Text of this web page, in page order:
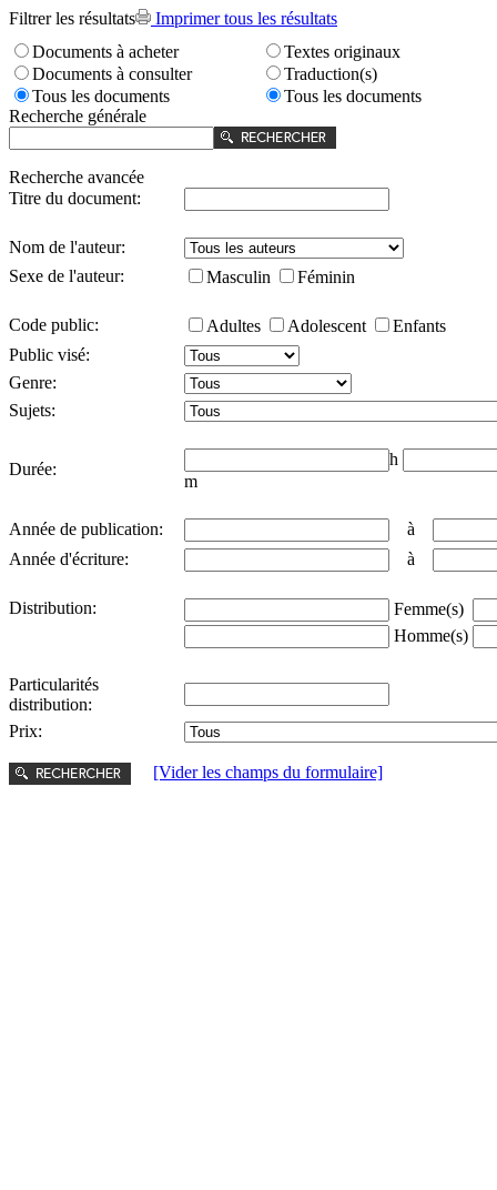
Filtrer les résultats
Imprimer tous les résultats
Documents à acheter
Documents à consulter
Tous les documents
Textes originaux
Traduction(s)
Tous les documents
Recherche générale
Recherche avancée
Titre du document:
Nom de l'auteur:
Sexe de l'auteur:
Masculin Féminin
Code public: Adultes Adolescent
Enfants
Public visé:
Genre:
Sujets:
Durée:
h
m
Année de publication:
à
Année d'écriture:
à
Distribution:
Femme(s)
Homme(s)
Particularités
distribution:
Prix:
[Vider les champs du formulaire]